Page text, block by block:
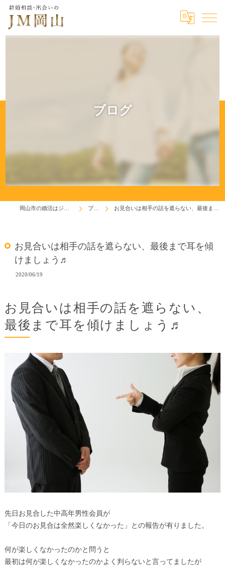
ブログ
ブログ お見合いは相手の話を遮らない、最後まで耳を傾けましょう♬
お見合いは相手の話を遮らない、最後まで耳を傾
けましょう♬
2020/06/19
お見合いは相手の話を遮らない、
最後まで耳を傾けましょう♬
先日お見合した中高年男性会員が
「今日のお見合は全然楽しくなかった」との報告が有りました。
何が楽しくなかったのかと問うと
最初は何が楽しくなかったのかよく判らないと言ってましたが